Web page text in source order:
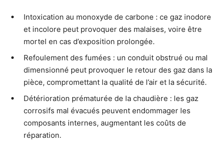
Intoxication au monoxyde de carbone : ce gaz inodore
et incolore peut provoquer des malaises, voire être
mortel en cas d’exposition prolongée.
Refoulement des fumées : un conduit obstrué ou mal
dimensionné peut provoquer le retour des gaz dans la
pièce, compromettant la qualité de l’air et la sécurité.
Détérioration prématurée de la chaudière : les gaz
corrosifs mal évacués peuvent endommager les
composants internes, augmentant les coûts de
réparation.